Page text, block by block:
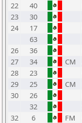
22
40
23
30
24
17
63
26
36
27
34 CM
28
23
29
25 CM
30
26
32
32
6 FM